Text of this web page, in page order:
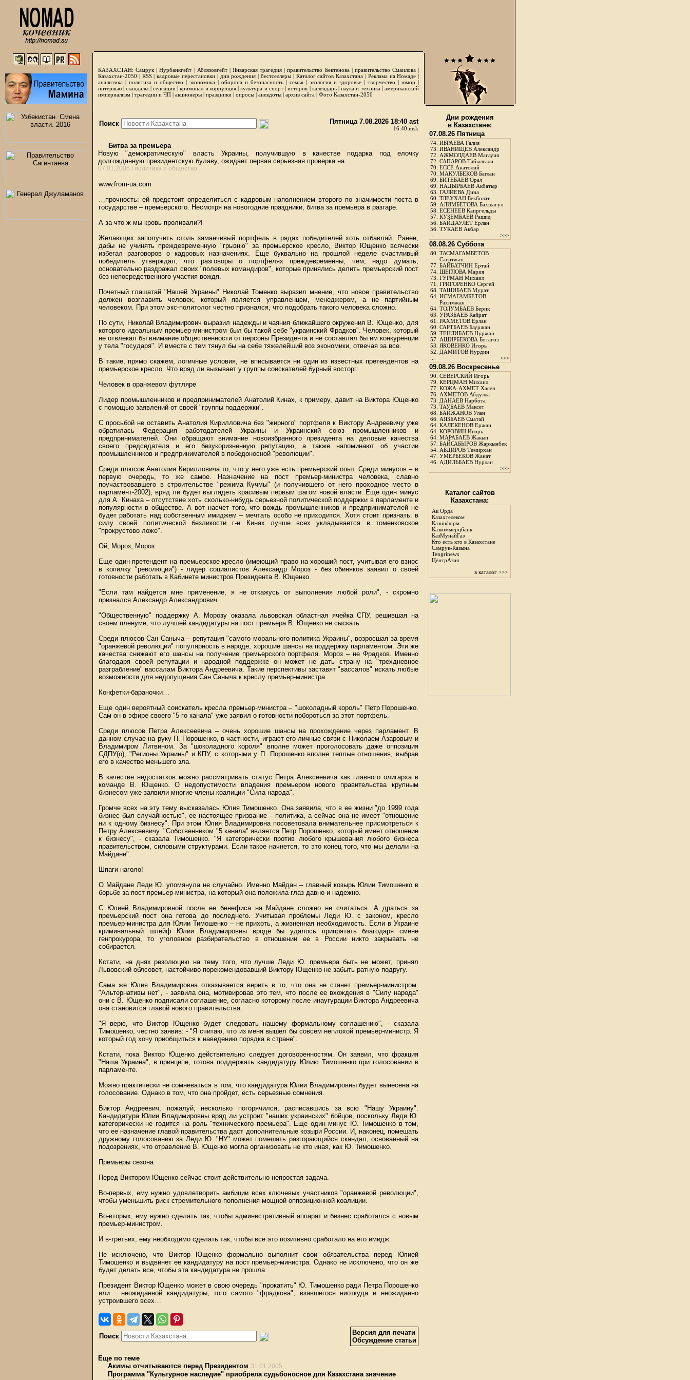
КАЗАХСТАН: Самрук |Нурбанкгейт | Аблязовгейт| Январская трагедия |правительство Бектенова| правительство Смаилова|
Казахстан-2050 | RSS|кадровые перестановки| дни рождения | бестселлеры| Каталог сайтов Казахстана | Реклама на Номаде |
аналитика | политика и общество | экономика | оборона и безопасность | семья | экология и здоровье | творчество | юмор |
интервью |скандалы | сенсации|криминал и коррупция|культура и спорт|история | календарь|наука и техника|американский
империализм | трагедии и ЧП | акционеры | праздники | опросы | анекдоты | архив сайта | Фото Казахстан-2050
Поиск Пятница 7.08.2026 18:40 ast
16:40 msk
Битва за премьера
Новую "демократическую" власть Украины, получившую в качестве подарка под елочку
долгожданную президентскую булаву, ожидает первая серьезная проверка на…
07.01.2005 / политика и общество
www.from-ua.com
…прочность: ей предстоит определиться с кадровым наполнением второго по значимости поста в
государстве – премьерского. Несмотря на новогодние праздники, битва за премьера в разгаре.
А за что ж мы кровь проливали?!
Желающих заполучить столь заманчивый портфель в рядах победителей хоть отбавляй. Ранее,
дабы не учинять преждевременную "грызню" за премьерское кресло, Виктор Ющенко всячески
избегал разговоров о кадровых назначениях. Еще буквально на прошлой неделе счастливый
победитель утверждал, что разговоры о портфелях преждевременны, чем, надо думать,
основательно раздражал своих "полевых командиров", которые принялись делить премьерский пост
без непосредственного участия вождя.
Почетный глашатай "Нашей Украины" Николай Томенко выразил мнение, что новое правительство
должен возглавить человек, который является управленцем, менеджером, а не партийным
человеком. При этом экс-политолог честно признался, что подобрать такого человека сложно.
По сути, Николай Владимирович выразил надежды и чаяния ближайшего окружения В. Ющенко, для
которого идеальным премьер-министром был бы такой себе "украинский Фрадков". Человек, который
не отвлекал бы внимание общественности от персоны Президента и не составлял бы им конкуренции
у тела "государя". И вместе с тем тянул бы на себе тяжелейший воз экономики, отвечая за все.
В такие, прямо скажем, логичные условия, не вписывается ни один из известных претендентов на
премьерское кресло. Что вряд ли вызывает у группы соискателей бурный восторг.
Человек в оранжевом футляре
Лидер промышленников и предпринимателей Анатолий Кинах, к примеру, давит на Виктора Ющенко
с помощью заявлений от своей "группы поддержки".
С просьбой не оставить Анатолия Кирилловича без "жирного" портфеля к Виктору Андреевичу уже
обратилась Федерация работодателей Украины и Украинский союз промышленников и
предпринимателей. Они обращают внимание новоизбранного президента на деловые качества
своего председателя и его безукоризненную репутацию, а также напоминают об участии
промышленников и предпринимателей в победоносной "революции".
Среди плюсов Анатолия Кирилловича то, что у него уже есть премьерский опыт. Среди минусов – в
первую очередь, то же самое. Назначение на пост премьер-министра человека, славно
поучаствовавшего в строительстве "режима Кучмы" (и получившего от него проходное место в
парламент-2002), вряд ли будет выглядеть красивым первым шагом новой власти. Еще один минус
для А. Кинаха – отсутствие хоть сколько-нибудь серьезной политической поддержки в парламенте и
популярности в обществе. А вот насчет того, что вождь промышленников и предпринимателей не
будет работать над собственным имиджем – мечтать особо не приходится. Хотя стоит признать: в
силу своей политической безликости г-н Кинах лучше всех укладывается в томенковское
"прокрустово ложе".
Ой, Мороз, Мороз…
Еще один претендент на премьерское кресло (имеющий право на хороший пост, учитывая его взнос
в копилку "революции") - лидер социалистов Александр Мороз - без обиняков заявил о своей
готовности работать в Кабинете министров Президента В. Ющенко.
"Если там найдется мне применение, я не откажусь от выполнения любой роли", - скромно
признался Александр Александрович.
"Общественную" поддержку А. Морозу оказала львовская областная ячейка СПУ, решившая на
своем пленуме, что лучшей кандидатуры на пост премьера В. Ющенко не сыскать.
Среди плюсов Сан Саныча – репутация "самого морального политика Украины", возросшая за время
"оранжевой революции" популярность в народе, хорошие шансы на поддержку парламентом. Эти же
качества снижают его шансы на получение премьерского портфеля. Мороз – не Фрадков. Именно
благодаря своей репутации и народной поддержке он может не дать страну на "трехдневное
разграбление" вассалам Виктора Андреевича. Такие перспективы заставят "вассалов" искать любые
возможности для недопущения Сан Саныча к креслу премьер-министра.
Конфетки-бараночки…
Еще один вероятный соискатель кресла премьер-министра – "шоколадный король" Петр Порошенко.
Сам он в эфире своего "5-го канала" уже заявил о готовности побороться за этот портфель.
Среди плюсов Петра Алексеевича – очень хорошие шансы на прохождение через парламент. В
данном случае на руку П. Порошенко, в частности, играют его личные связи с Николаем Азаровым и
Владимиром Литвином. За "шоколадного короля" вполне может проголосовать даже оппозиция
СДПУ(о), "Регионы Украины" и КПУ, с которыми у П. Порошенко вполне теплые отношения, выбрав
его в качестве меньшего зла.
В качестве недостатков можно рассматривать статус Петра Алексеевича как главного олигарха в
команде В. Ющенко. О недопустимости владения премьером нового правительства крупным
бизнесом уже заявили многие члены коалиции "Сила народа".
Громче всех на эту тему высказалась Юлия Тимошенко. Она заявила, что в ее жизни "до 1999 года
бизнес был случайностью", ее настоящее призвание – политика, а сейчас она не имеет "отношение
ни к одному бизнесу". При этом Юлия Владимировна посоветовала внимательнее присмотреться к
Петру Алексеевичу. "Собственником "5 канала" является Петр Порошенко, который имеет отношение
к бизнесу", - сказала Тимошенко. "Я категорически против любого крышевания любого бизнеса
правительством, силовыми структурами. Если такое начнется, то это конец того, что мы делали на
Майдане".
Шпаги наголо!
О Майдане Леди Ю. упомянула не случайно. Именно Майдан – главный козырь Юлии Тимошенко в
борьбе за пост премьер-министра, на который она положила глаз давно и надежно.
С Юлией Владимировной после ее бенефиса на Майдане сложно не считаться. А драться за
премьерский пост она готова до последнего. Учитывая проблемы Леди Ю. с законом, кресло
премьер-министра для Юлии Тимошенко – не прихоть, а жизненная необходимость. Если в Украине
криминальный шлейф Юлии Владимировны вроде бы удалось припрятать благодаря смене
генпрокурора, то уголовное разбирательство в отношении ее в России никто закрывать не
собирается.
Кстати, на днях резолюцию на тему того, что лучше Леди Ю. премьера быть не может, принял
Львовский облсовет, настойчиво порекомендовавший Виктору Ющенко не забыть ратную подругу.
Сама же Юлия Владимировна отказывается верить в то, что она не станет премьер-министром.
"Альтернативы нет", - заявила она, мотивировав это тем, что после ее вхождения в "Силу народа"
они с В. Ющенко подписали соглашение, согласно которому после инаугурации Виктора Андреевича
она становится главой нового правительства.
"Я верю, что Виктор Ющенко будет следовать нашему формальному соглашению", - сказала
Тимошенко, честно заявив: - "Я считаю, что из меня вышел бы совсем неплохой премьер-министр. Я
который год хочу приобщиться к наведению порядка в стране".
Кстати, пока Виктор Ющенко действительно следует договоренностям. Он заявил, что фракция
"Наша Украина", в принципе, готова поддержать кандидатуру Юлию Тимошенко при голосовании в
парламенте.
Можно практически не сомневаться в том, что кандидатура Юлии Владимировны будет вынесена на
голосование. Однако в том, что она пройдет, есть серьезные сомнения.
Виктор Андреевич, пожалуй, несколько погорячился, расписавшись за всю "Нашу Украину".
Кандидатура Юлии Владимировны вряд ли устроит "наших украинских" бойцов, поскольку Леди Ю.
категорически не годится на роль "технического премьера". Еще один минус Ю. Тимошенко в том,
что ее назначение главой правительства даст дополнительные козыри России. И, наконец, помешать
дружному голосованию за Леди Ю. "НУ" может помешать разгорающийся скандал, основанный на
подозрениях, что отравление В. Ющенко могла организовать не кто иная, как Ю. Тимошенко.
Премьеры сезона
Перед Виктором Ющенко сейчас стоит действительно непростая задача.
Во-первых, ему нужно удовлетворить амбиции всех ключевых участников "оранжевой революции",
чтобы уменьшить риск стремительного пополнения мощной оппозиционной коалиции.
Во-вторых, ему нужно сделать так, чтобы административный аппарат и бизнес сработался с новым
премьер-министром.
И в-третьих, ему необходимо сделать так, чтобы все это позитивно сработало на его имидж.
Не исключено, что Виктор Ющенко формально выполнит свои обязательства перед Юлией
Тимошенко и выдвинет ее кандидатуру на пост премьер-министра. Однако не исключено, что он же
будет делать все, чтобы эта кандидатура не прошла.
Президент Виктор Ющенко может в свою очередь "прокатить" Ю. Тимошенко ради Петра Порошенко
или… неожиданной кандидатуры, того самого "фрадкова", взявшегося ниоткуда и неожиданно
устроившего всех…
Поиск
Версия для печати
Обсуждение статьи
Еще по теме
Акимы отчитываются перед Президентом 31.01.2005
Программа "Культурное наследие" приобрела судьбоносное для Казахстана значение
Дни рождения
в Казахстане:
07.08.26 Пятница
74. ИБРАЕВА Галия
73. ИВАНИЩЕВ Александр
72. АЖМОЛДАЕВ Магауия
72. САПАРОВ Табылгали
70. ЕССЕ Анатолий
70. МАКУЛБЕКОВ Баглан
69. БИТЕБАЕВ Орал
69. НАДЫРБАЕВ Акбатыр
63. ГАЛИЕВА Дина
60. ТЛЕУХАН Бекболат
59. АЛИМБЕТОВА Бахшагул
58. ЕСЕНЕЕВ Каиргельды
57. КУЗЕМБАЕВ Рашид
56. БАЙДАУЛЕТ Ерлан
56. ТУКАЕВ Акбар
>>>
08.08.26 Суббота
80. ТАСМАГАМБЕТОВ
Сагитжан
77. БАЙБАТЧИН Ертай
74. ЩЕГЛОВА Мария
73. ГУРМАН Михаил
71. ГРИГОРЕНКО Сергей
68. ТАШИБАЕВ Мурат
64. ИСМАГАМБЕТОВ
Рахимжан
64. ТОЛУМБАЕВ Берик
63. УРАЗБАЕВ Кайрат
61. РАХМЕТОВ Ерлан
60. САРТБАЕВ Бауржан
59. ТЕНЛИБАЕВ Нуржан
57. АШИРБЕКОВА Ботагоз
53. ЯКОВЕНКО Игорь
52. ДАМИТОВ Нурдин
>>>
09.08.26 Воскресенье
90. СЕВЕРСКИЙ Игорь
79. КЕРЦМАН Михаил
77. КОЖА-АХМЕТ Хасен
76. АХМЕТОВ Абдулла
73. ДАНАЕВ Нарбота
73. ТАУБАЕВ Максет
68. БАЙЖАНОВ Улан
66. АЯЗБАЕВ Сматай
64. КАЛЕКЕНОВ Ержан
64. КОРОВИН Игорь
64. МАРАБАЕВ Жакып
57. БАЙСАБЫРОВ Жаркынбек
54. АБДИРОВ Темирхан
47. УМЕРБЕКОВ Жанат
46. АДИЛЬБАЕВ Нурлан
>>>
Каталог сайтов
Казахстана:
Ак Орда
Казахтелеком
Казинформ
Казкоммерцбанк
КазМунайГаз
Кто есть кто в Казахстане
Самрук-Казына
Tengrinews
ЦентрАзия
в каталог >>>